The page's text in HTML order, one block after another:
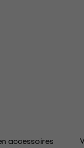
accessoires